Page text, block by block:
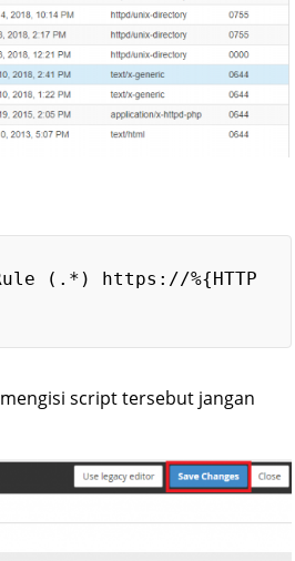
(.*) https://%{HTTP
script tersebut jangan